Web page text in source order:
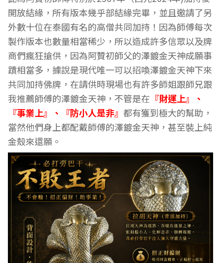
開放結緣，所有版本幾乎部結緣完畢，並且邀請了另
外數十位在泰國有名的高僧共同加持！因為師傅每次
製作版本也數量相當稀少， 所以造成許多信眾以及牌
商們瘋狂搶供，因為阿贊初師父的澤鍍金天神成願事
蹟相當多，據說是現代唯一可以招喚澤鍍金天神下來
共同加持佛牌，在請供時現場也有許多師姐跟師兄跟
我推薦師傅的澤鍍金天神，不管是在 『財運上』、
『事業上』、『防小人是非』 都有獲到極大的幫助，
當然他們身上都配戴師傅的澤鍍金天神，甚至裝上純
金殼來還願。